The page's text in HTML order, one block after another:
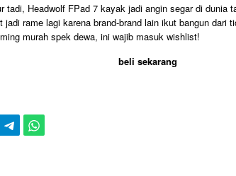
tadi, Headwolf FPad 7 kayak jadi angin segar di dunia
jadi rame lagi karena brand-brand lain ikut bangun dari
murah spek dewa, ini wajib masuk wishlist!
beli sekarang